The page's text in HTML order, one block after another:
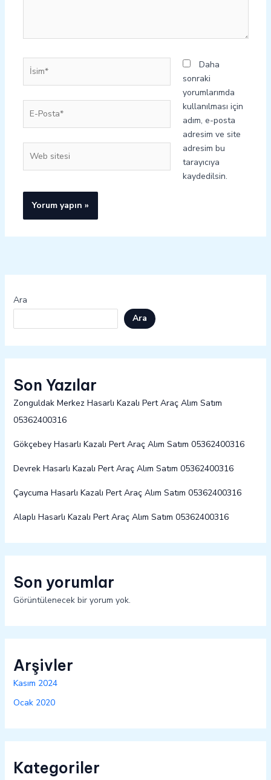
İsim*
Posta*
sitesi
Daha
sonraki
yorumlarımda
kullanılması için
adım, e-posta
adresim ve site
adresim bu
tarayıcıya
kaydedilsin.
Ara
Ara
Son Yazılar
Zonguldak Merkez Hasarlı Kazalı Pert Araç Alım Satım
05362400316
Gökçebey Hasarlı Kazalı Pert Araç Alım Satım 05362400316
Devrek Hasarlı Kazalı Pert Araç Alım Satım 05362400316
Çaycuma Hasarlı Kazalı Pert Araç Alım Satım 05362400316
Alaplı Hasarlı Kazalı Pert Araç Alım Satım 05362400316
Son yorumlar
Görüntülenecek bir yorum yok.
Arşivler
Kasım 2024
Ocak 2020
Kategoriler